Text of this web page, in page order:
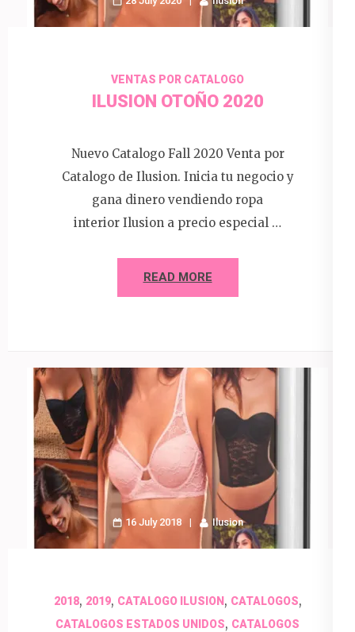
VENTAS POR CATALOGO
ILUSION OTOÑO 2020
Nuevo Catalogo Fall 2020 Venta por
Catalogo de Ilusion. Inicia tu negocio y
gana dinero vendiendo ropa
interior Ilusion a precio especial …
READ MORE
16 July 2018 Ilusion
2018, 2019, CATALOGO ILUSION, CATALOGOS,
CATALOGOS ESTADOS UNIDOS, CATALOGOS